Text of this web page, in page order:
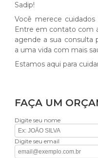
Sadip!
Você merece cuidados
Entre em contato com
agende a sua consulta
a uma vida com mais
Estamos aqui para
FAÇA UM
Digite seu nome
Digite seu email